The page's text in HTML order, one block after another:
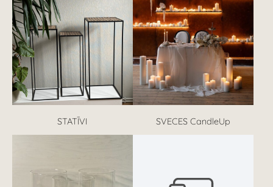
STATĪVI SVECES CandleUp